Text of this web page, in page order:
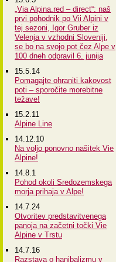
„Via Alpina.red – direct“: naš
prvi pohodnik po Vii Alpini v
tej sezoni, Igor Gruber iz
Velenja v vzhodni Sloveniji,
se bo na svojo pot čez Alpe v
100 dneh odpravil 6. junija
15.5.14
Pomagajte ohraniti kakovost
poti – sporočite morebitne
težave!
15.2.11
Alpine Line
14.12.10
Na voljo ponovno našitek Vie
Alpine!
14.8.1
Pohod okoli Sredozemskega
morja prihaja v Alpe!
14.7.24
Otvoritev predstavitvenega
panoja na začetni točki Vie
Alpine v Trstu
14.7.16
Razstava o hanibalizmu v